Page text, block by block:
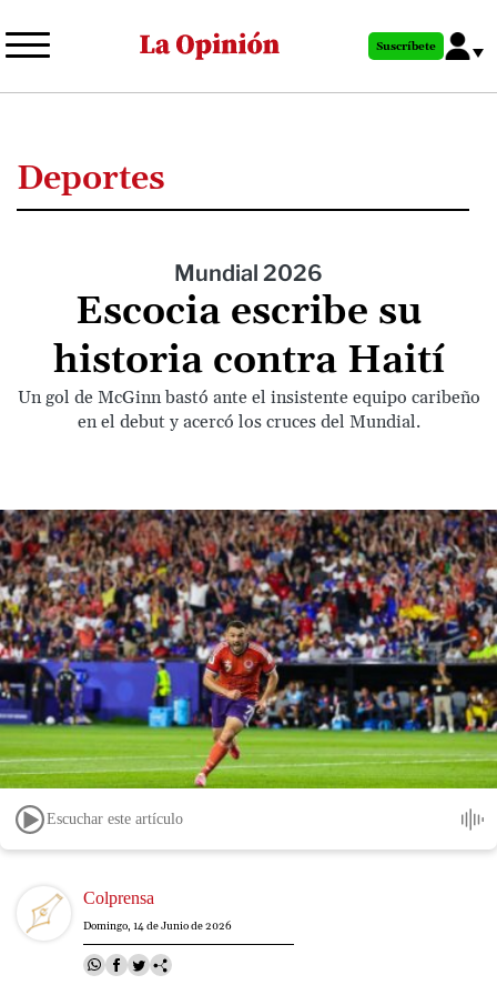
al
principal
Suscríbete
Deportes
Mundial 2026
Escocia escribe su
historia contra Haití
Un gol de McGinn bastó ante el insistente equipo caribeño
en el debut y acercó los cruces del Mundial.
Escuchar este artículo
Image Colprensa
Domingo, 14 de Junio de 2026